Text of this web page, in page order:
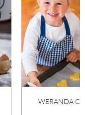
WERANDA